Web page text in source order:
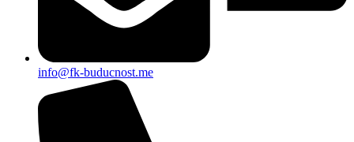
info@fk-buducnost.me